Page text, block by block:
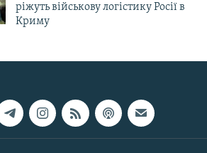
ріжуть військову логістику Росії в
Криму